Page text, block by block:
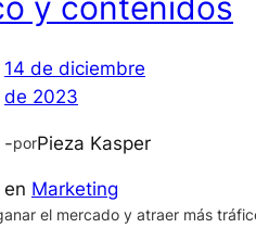
14 de diciembre
de 2023
-porPieza Kasper
en Marketing
el mercado y atraer más